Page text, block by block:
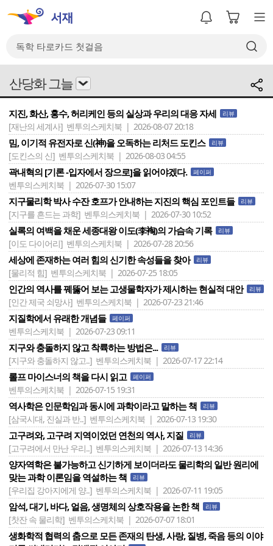
산당화 그늘
지진, 화산, 홍수, 허리케인 등의 실상과 우리의 대응 자세 리뷰
[재난의 세계사] 벤투의스케치북 | 2026-08-07 20:18
밈, 이기적 유전자로 신(神)을 오독하는 리처드 도킨스 리뷰
[도킨스의 신] 벤투의스케치북 | 2026-08-03 04:55
곽내혁의 [기론 -입자에서 장으로]을 읽어야겠다. 페이퍼
벤투의스케치북 | 2026-07-30 15:07
지구물리학 박사 수잔 호프가 안내하는 지진의 핵심 포인트들 리뷰
[지구를 흔드는 과학] 벤투의스케치북 | 2026-07-30 10:52
실록의 여백을 채운 세종대왕 이도(李裪)의 가슴속 기록 리뷰
[이도 다이어리] 벤투의스케치북 | 2026-07-28 20:56
세상에 존재하는 여러 힘의 신기한 속성들을 찾아 리뷰
[물리적 힘] 벤투의스케치북 | 2026-07-25 18:05
인간의 역사를 꿰뚫어 보는 고생물학자가 제시하는 현실적 대안 리뷰
[인간 제국 쇠망사] 벤투의스케치북 | 2026-07-23 21:46
지질학에서 유래한 개념들 페이퍼
벤투의스케치북 | 2026-07-23 09:11
지구와 충돌하지 않고 착륙하는 방법은... 리뷰
[지구와 충돌하지 않고..] 벤투의스케치북 | 2026-07-17 22:14
롤프 마이스너의 책을 다시 읽고 페이퍼
벤투의스케치북 | 2026-07-15 19:31
역사학은 인문학임과 동시에 과학이라고 말하는 책 리뷰
[삼국시대, 진실과 반..] 벤투의스케치북 | 2026-07-13 19:30
고구려와, 고구려 지역이었던 연천의 역사, 지질 리뷰
[고구려에서 만난 우리..] 벤투의스케치북 | 2026-07-13 14:36
양자역학은 불가능하고 신기하게 보이더라도 물리학의 일반 원리에
맞는 과학 이론임을 역설하는 책
리뷰
[우리집 강아지에게 양..] 벤투의스케치북 | 2026-07-11 19:05
암석, 대기, 바다, 얼음, 생명체의 상호작용을 논한 책 리뷰
[찻잔 속 물리학] 벤투의스케치북 | 2026-07-07 18:01
생화학적 협력의 춤으로 모든 존재의 탄생, 사랑, 질병, 죽음 등의 이야